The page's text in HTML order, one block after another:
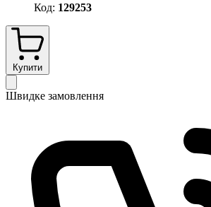
Код: 129253
Купити
Швидке замовлення